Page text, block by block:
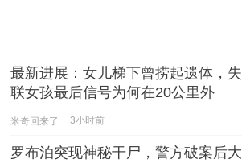
最新进展：女儿梯下曾捞起遗体，失
联女孩最后信号为何在20公里外
米奇回来了... 3小时前
罗布泊突现神秘干尸，警方破案后大